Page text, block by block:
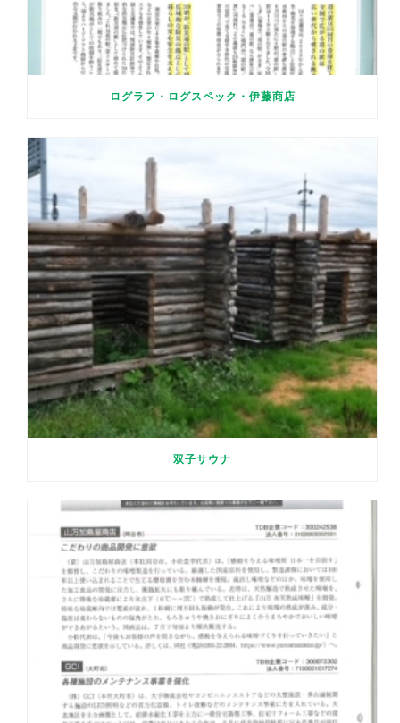
ログラフ・ログスペック・伊藤商店
双子サウナ